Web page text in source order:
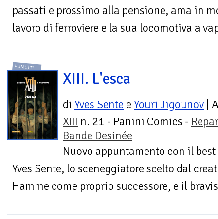
passati e prossimo alla pensione, ama in
lavoro di ferroviere e la sua locomotiva a
FUMETTI
XIII. L'esca
di Yves Sente e Youri Jigounov |
XIII n. 21 - Panini Comics -
Bande Desinée
Nuovo appuntamento con il
Yves Sente, lo sceneggiatore scelto dal
Hamme come proprio successore, e il